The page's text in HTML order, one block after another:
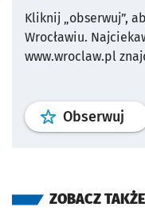
Kliknij „obserwuj”,
Wrocławiu.
www.wroclaw.pl
Obserwuj
ZOBACZ TAKŻE